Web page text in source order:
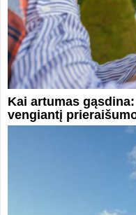
Kai artumas
vengiantį